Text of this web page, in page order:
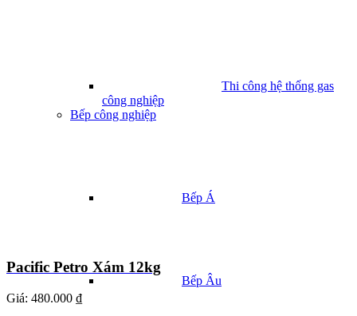
Thi công hệ thống gas
công nghiệp
Bếp công nghiệp
Bếp Á
Bếp Âu
Pacific Petro Xám 12kg
Giá: 480.000 ₫